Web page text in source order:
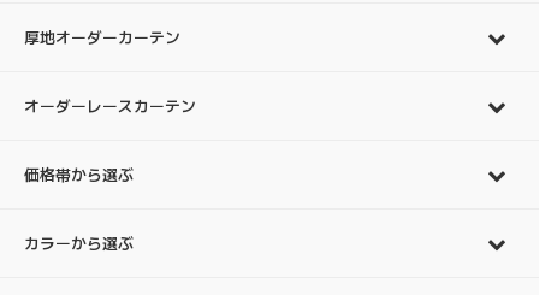
厚地オーダーカーテン
オーダーレースカーテン
価格帯から選ぶ
カラーから選ぶ